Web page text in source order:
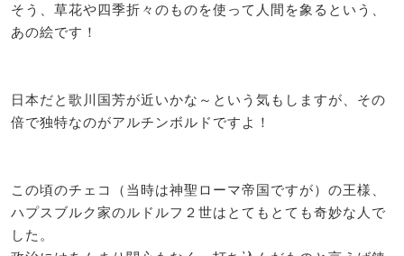
そう、草花や四季折々のものを使って人間を象るという、
あの絵です！
日本だと歌川国芳が近いかな～という気もしますが、その
倍で独特なのがアルチンボルドですよ！
この頃のチェコ（当時は神聖ローマ帝国ですが）の王様、
ハプスブルク家のルドルフ２世はとてもとても奇妙な人で
した。